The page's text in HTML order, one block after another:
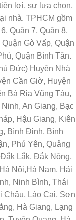
lợi, sự lựa chọn,
nhà. TPHCM gồm
Quận 7, Quận 8,
Gò Vấp, Quận
Quận Bình Tân.
Đức) Huyện Nhà
Cần Giờ, Huyện
Bà Rịa Vũng Tàu,
An Giang, Bạc
Hậu Giang, Kiên
Bình Định, Bình
Phú Yên, Quảng
Lắk, Đắk Nông,
Nội,Hà Nam, Hải
Ninh Bình, Thái
Châu, Lào Cai, Sơn
Hà Giang, Lạng